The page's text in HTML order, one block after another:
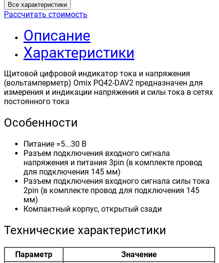
Все характеристики
Рассчитать стоимость
Описание
Характеристики
Щитовой цифровой индикатор тока и напряжения
(вольтамперметр) Omix PQ42-DAV2 предназначен для
измерения и индикации напряжения и силы тока в сетях
постоянного тока
Особенности
Питание =5...30 В
Разъем подключения входного сигнала
напряжения и питания 3pin (в комплекте провод
для подключения 145 мм)
Разъем подключения входного сигнала силы тока
2pin (в комплекте провод для подключения 145
мм)
Компактный корпус, открытый сзади
Технические характеристики
Параметр
Значение